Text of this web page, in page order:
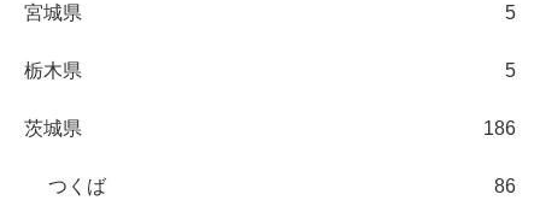
宮城県 5
栃木県 5
茨城県 186
つくば 86